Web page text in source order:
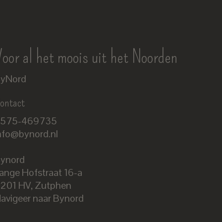
al het moois uit het Noorden
469735
Hofstraat 16-a
HV, Zutphen
naar Bynord